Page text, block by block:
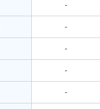
-
-
-
-
-